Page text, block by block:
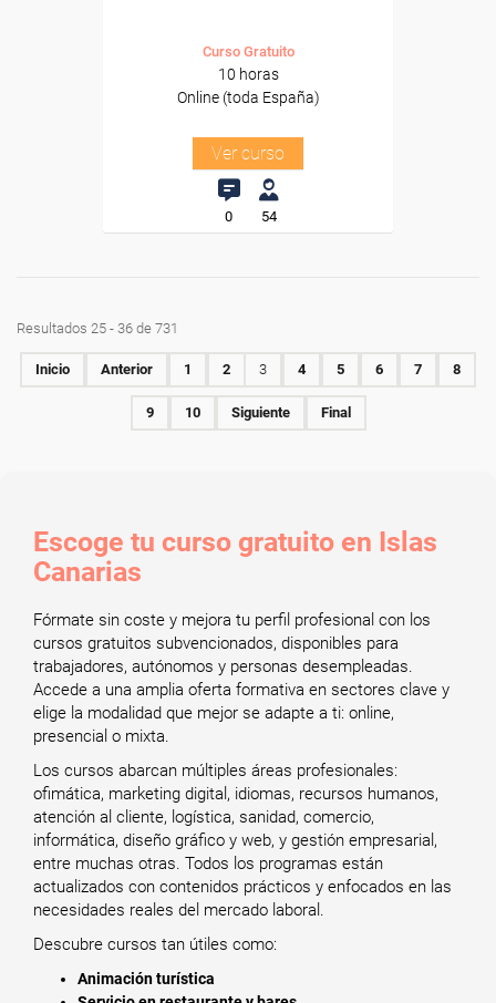
Curso Gratuito
10 horas
Online (toda España)
Ver curso
0 54
Resultados 25 - 36 de 731
Inicio Anterior 1 2 3 4 5 6 7 8
9 10 Siguiente Final
Escoge tu curso gratuito en Islas
Canarias
Fórmate sin coste y mejora tu perfil profesional con los
cursos gratuitos subvencionados, disponibles para
trabajadores, autónomos y personas desempleadas.
Accede a una amplia oferta formativa en sectores clave y
elige la modalidad que mejor se adapte a ti: online,
presencial o mixta.
Los cursos abarcan múltiples áreas profesionales:
ofimática, marketing digital, idiomas, recursos humanos,
atención al cliente, logística, sanidad, comercio,
informática, diseño gráfico y web, y gestión empresarial,
entre muchas otras. Todos los programas están
actualizados con contenidos prácticos y enfocados en las
necesidades reales del mercado laboral.
Descubre cursos tan útiles como:
Animación turística